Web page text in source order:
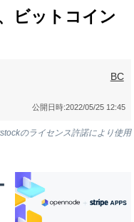
ビットコイン
BC
公開日時:2022/05/25 12:45
のライセンス許諾により使用